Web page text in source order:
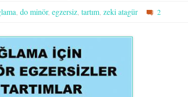
,do minör,egzersiz,tartım,zeki atagür 2